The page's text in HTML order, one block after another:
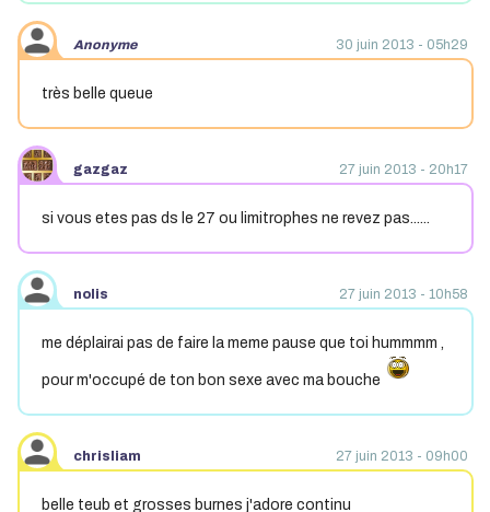
Anonyme 30 juin 2013 - 05h29
très belle queue
gazgaz 27 juin 2013 - 20h17
si vous etes pas ds le 27 ou limitrophes ne revez pas......
nolis 27 juin 2013 - 10h58
me déplairai pas de faire la meme pause que toi hummmm ,
pour m'occupé de ton bon sexe avec ma bouche
chrisliam 27 juin 2013 - 09h00
belle teub et grosses burnes j'adore continu